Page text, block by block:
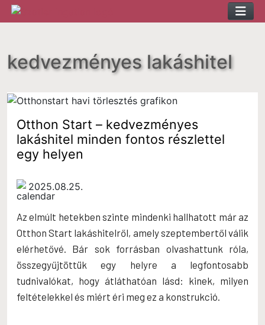
Skip
to
kedvezményes lakáshitel
Otthon Start – kedvezményes
lakáshitel minden fontos részlettel
egy helyen
2025.08.25.
Az elmúlt hetekben szinte mindenki hallhatott már az
Otthon Start lakáshitelről, amely szeptembertől válik
elérhetővé. Bár sok forrásban olvashattunk róla,
összegyűjtöttük egy helyre a legfontosabb
tudnivalókat, hogy átláthatóan lásd: kinek, milyen
feltételekkel és miért éri meg ez a konstrukció.